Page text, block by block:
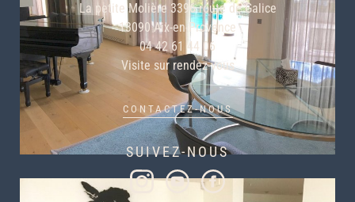
La petite Molière 3396 route de Galice
13090 Aix-en-Provence
04 42 61 44 06
Visite sur rendez-vous
CONTACTEZ-NOUS
SUIVEZ-NOUS